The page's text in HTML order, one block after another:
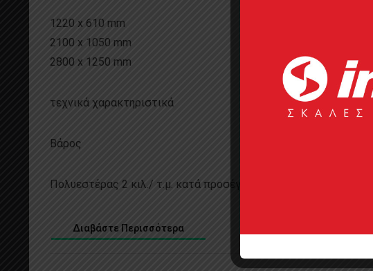
1220 x 610 mm
2100 x 1050 mm
2800 x 1250 mm
τεχνικά χαρακτηριστικά
Βάρος
Πολυεστέρας 2 κιλ./ τ.μ. κατά προσέγγιση MDF 14 κιλ./ τ. ...
Διαβάστε Περισσότερα